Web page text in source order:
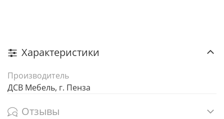
Характеристики
Производитель
ДСВ Мебель, г. Пенза
Отзывы